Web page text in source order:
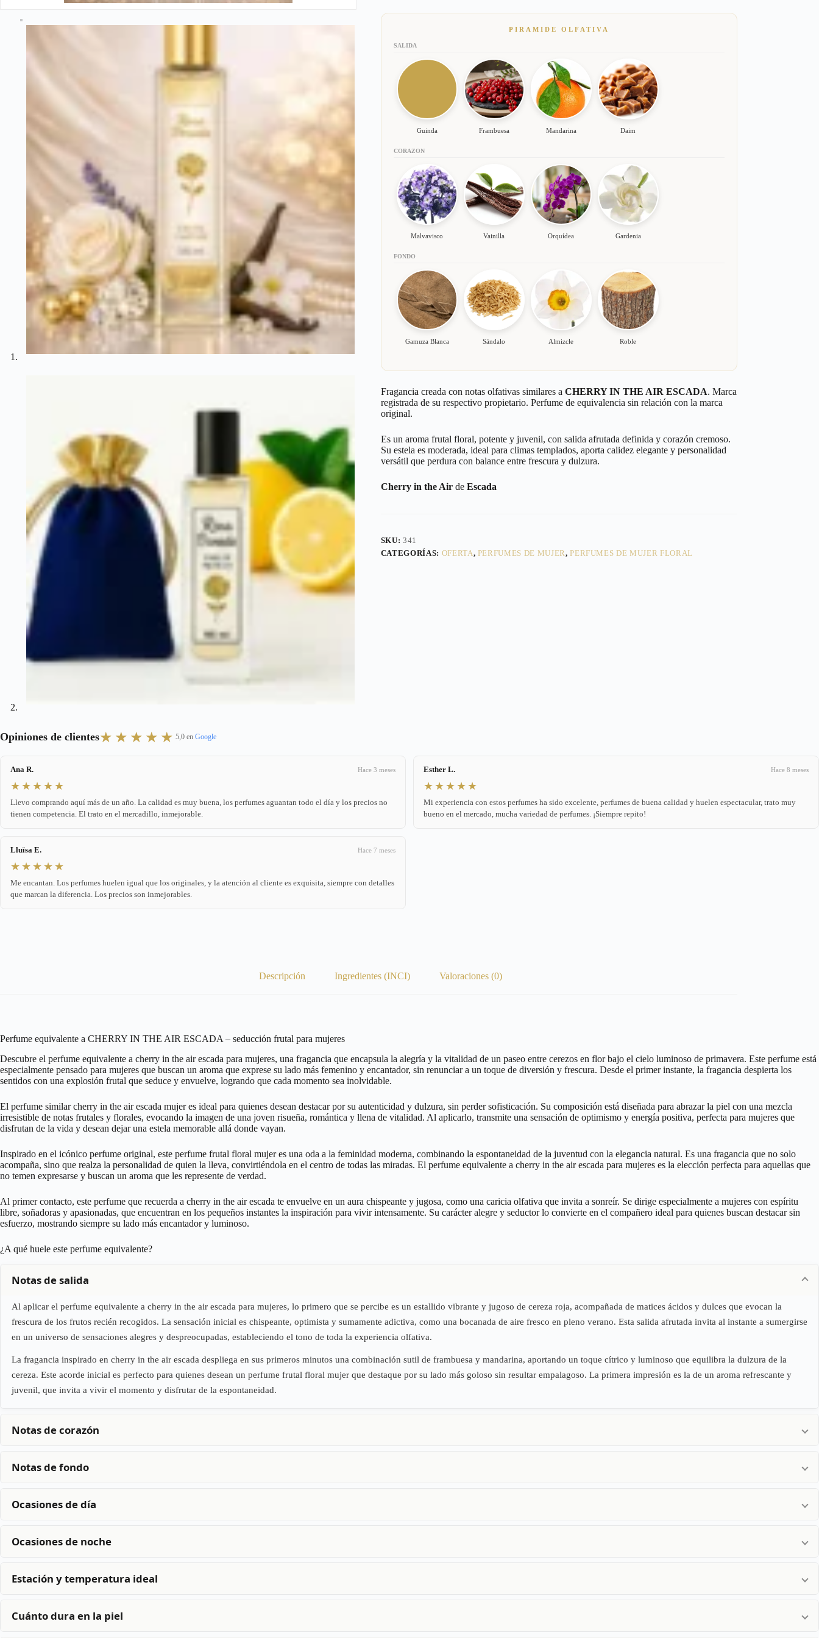
PIRAMIDE OLFATIVA
SALIDA
Guinda Frambuesa Mandarina Daim
CORAZON
Malvavisco Vainilla Orquídea Gardenia
FONDO
Gamuza Blanca Sándalo Almizcle Roble
Fragancia creada con notas olfativas similares a CHERRY IN THE AIR ESCADA. Marca
registrada de su respectivo propietario. Perfume de equivalencia sin relación con la marca
original.
Es un aroma frutal floral, potente y juvenil, con salida afrutada definida y corazón cremoso.
Su estela es moderada, ideal para climas templados, aporta calidez elegante y personalidad
versátil que perdura con balance entre frescura y dulzura.
Cherry in the Airde Escada
SKU:341
CATEGORÍAS: OFERTA, PERFUMES DE MUJER,PERFUMES DE MUJER FLORAL
Opiniones de clientes★★★★★ 5,0 en Google
Ana R. Hace 3 meses
★★★★★
Llevo comprando aquí más de un año. La calidad es muy buena, los perfumes aguantan todo el día y los precios no
tienen competencia. El trato en el mercadillo, inmejorable.
Esther L. Hace 8 meses
★★★★★
Mi experiencia con estos perfumes ha sido excelente, perfumes de buena calidad y huelen espectacular, trato muy
bueno en el mercado, mucha variedad de perfumes. ¡Siempre repito!
Lluïsa E. Hace 7 meses
★★★★★
Me encantan. Los perfumes huelen igual que los originales, y la atención al cliente es exquisita, siempre con detalles
que marcan la diferencia. Los precios son inmejorables.
Descripción Ingredientes (INCI) Valoraciones (0)
Perfume equivalente a CHERRY IN THE AIR ESCADA – seducción frutal para mujeres
Descubre el perfume equivalente a cherry in the air escada para mujeres, una fragancia que encapsula la alegría y la vitalidad de un paseo entre cerezos en flor bajo el cielo luminoso de primavera. Este perfume está
especialmente pensado para mujeres que buscan un aroma que exprese su lado más femenino y encantador, sin renunciar a un toque de diversión y frescura. Desde el primer instante, la fragancia despierta los
sentidos con una explosión frutal que seduce y envuelve, logrando que cada momento sea inolvidable.
El perfume similar cherry in the air escada mujer es ideal para quienes desean destacar por su autenticidad y dulzura, sin perder sofisticación. Su composición está diseñada para abrazar la piel con una mezcla
irresistible de notas frutales y florales, evocando la imagen de una joven risueña, romántica y llena de vitalidad. Al aplicarlo, transmite una sensación de optimismo y energía positiva, perfecta para mujeres que
disfrutan de la vida y desean dejar una estela memorable allá donde vayan.
Inspirado en el icónico perfume original, este perfume frutal floral mujer es una oda a la feminidad moderna, combinando la espontaneidad de la juventud con la elegancia natural. Es una fragancia que no solo
acompaña, sino que realza la personalidad de quien la lleva, convirtiéndola en el centro de todas las miradas. El perfume equivalente a cherry in the air escada para mujeres es la elección perfecta para aquellas que
no temen expresarse y buscan un aroma que les represente de verdad.
Al primer contacto, este perfume que recuerda a cherry in the air escada te envuelve en un aura chispeante y jugosa, como una caricia olfativa que invita a sonreír. Se dirige especialmente a mujeres con espíritu
libre, soñadoras y apasionadas, que encuentran en los pequeños instantes la inspiración para vivir intensamente. Su carácter alegre y seductor lo convierte en el compañero ideal para quienes buscan destacar sin
esfuerzo, mostrando siempre su lado más encantador y luminoso.
¿A qué huele este perfume equivalente?
Notas de salida
Al aplicar el perfume equivalente a cherry in the air escada para mujeres, lo primero que se percibe es un estallido vibrante y jugoso de cereza roja, acompañada de matices ácidos y dulces que evocan la
frescura de los frutos recién recogidos. La sensación inicial es chispeante, optimista y sumamente adictiva, como una bocanada de aire fresco en pleno verano. Esta salida afrutada invita al instante a sumergirse
en un universo de sensaciones alegres y despreocupadas, estableciendo el tono de toda la experiencia olfativa.
La fragancia inspirado en cherry in the air escada despliega en sus primeros minutos una combinación sutil de frambuesa y mandarina, aportando un toque cítrico y luminoso que equilibra la dulzura de la
cereza. Este acorde inicial es perfecto para quienes desean un perfume frutal floral mujer que destaque por su lado más goloso sin resultar empalagoso. La primera impresión es la de un aroma refrescante y
juvenil, que invita a vivir el momento y disfrutar de la espontaneidad.
Notas de corazón
Notas de fondo
Ocasiones de día
Ocasiones de noche
Estación y temperatura ideal
Cuánto dura en la piel